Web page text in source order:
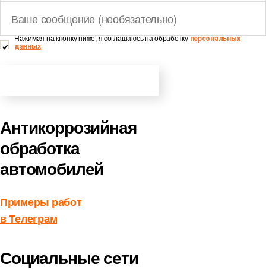
Нажимая на кнопку ниже, я cоглашаюсь на обработкуперсональных
данных
Антикоррозийная
обработка
автомобилей
Примеры работ
в Телеграм
Социальные сети